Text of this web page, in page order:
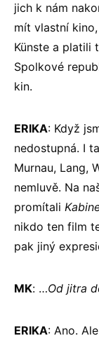
jich k nám
mít vlastní
Künste a platili
Spolkové
kin.
ERIKA: Když
nedostupná. I
Murnau, Lang,
nemluvě. Na
promítali
nikdo ten film
pak jiný
MK: …Od jitra
ERIKA: Ano.